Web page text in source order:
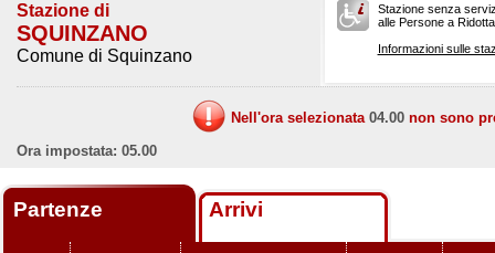
Stazione di
SQUINZANO
Comune di Squinzano
Stazione senza
alle Persone a
Informazioni sulle
Nell'ora selezionata 04.00 non sono
Ora impostata: 05.00
Partenze Arrivi